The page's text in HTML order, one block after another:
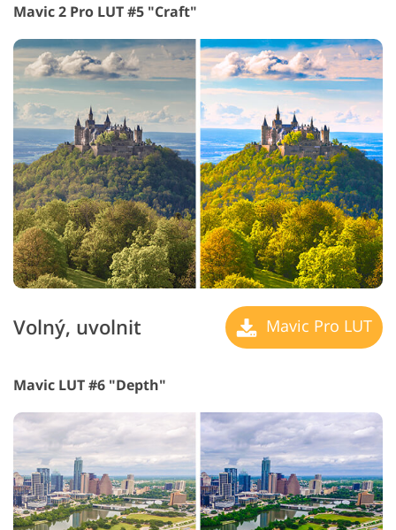
Mavic 2 Pro LUT #5 "Craft"
Volný, uvolnit Mavic Pro LUT
Mavic LUT #6 "Depth"